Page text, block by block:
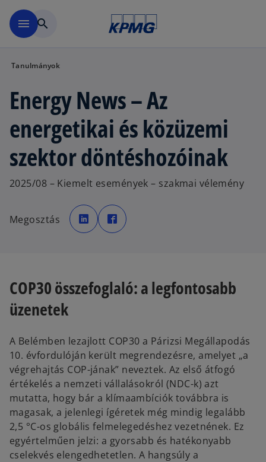
menu search
Tanulmányok
Energy News – Az
energetikai és közüzemi
szektor döntéshozóinak
2025/08 – Kiemelt események – szakmai vélemény
Megosztás
o
p
e
n
t
a
b
p
e
t
a
COP30 összefoglaló: a legfontosabb
üzenetek
A Belémben lezajlott COP30 a Párizsi Megállapodás
10. évfordulóján került megrendezésre, amelyet „a
végrehajtás COP-jának” neveztek. Az első átfogó
értékelés a nemzeti vállalásokról (NDC-k) azt
mutatta, hogy bár a klímaambíciók továbbra is
magasak, a jelenlegi ígéretek még mindig legalább
2,5 °C-os globális felmelegedéshez vezetnének. Ez
egyértelműen jelzi: a gyorsabb és hatékonyabb
cselekvés elengedhetetlen. A hangsúly a